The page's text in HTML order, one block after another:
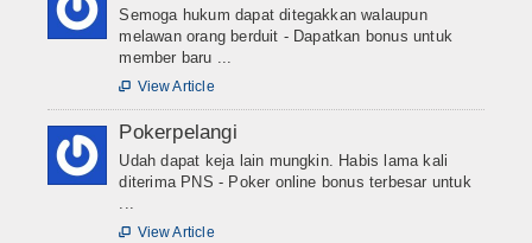
Semoga hukum dapat ditegakkan walaupun
melawan orang berduit - Dapatkan bonus untuk
member baru ...
 View Article
Pokerpelangi
Udah dapat keja lain mungkin. Habis lama kali
diterima PNS - Poker online bonus terbesar untuk
...
 View Article